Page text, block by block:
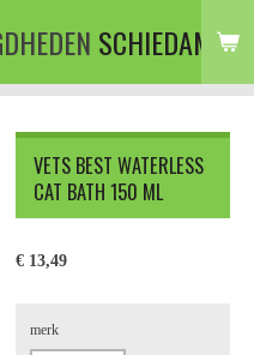
SCHIEDAM
VETS BEST WATERLESS
CAT BATH 150 ML
€ 13,49
merk